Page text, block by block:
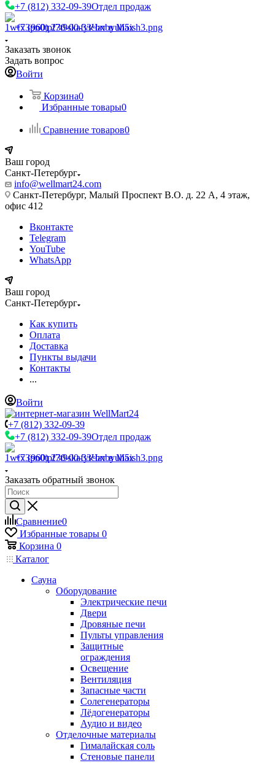
+7 (812) 332-09-39Отдел продаж
+7 (960) 230-00-33Чат в Max
Заказать звонок
Задать вопрос
Войти
Корзина0
Избранные товары0
Сравнение товаров0
Ваш город
Санкт-Петербург
info@wellmart24.com
Санкт-Петербург, Малый Проспект В.О. д. 22 А, 4 этаж,
офис 412
Вконтакте
Telegram
YouTube
WhatsApp
Ваш город
Санкт-Петербург
Как купить
Оплата
Доставка
Пункты выдачи
Контакты
...
Войти
+7 (812) 332-09-39
+7 (812) 332-09-39Отдел продаж
+7 (960) 230-00-33Чат в Max
Заказать обратный звонок
Сравнение0
Избранные товары 0
Корзина 0
Каталог
Сауна
Оборудование
Электрические печи
Двери
Дровяные печи
Пульты управления
Защитные
ограждения
Освещение
Вентиляция
Запасные части
Солегенераторы
Лёдогенераторы
Аудио и видео
Отделочные материалы
Гималайская соль
Стеновые панели